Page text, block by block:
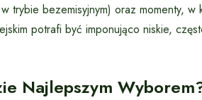
trybie bezemisyjnym) oraz momenty,
potrafi być imponująco niskie,
Najlepszym